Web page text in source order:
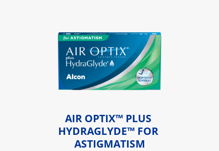
AIR OPTIX™ PLUS
HYDRAGLYDE™ FOR
ASTIGMATISM